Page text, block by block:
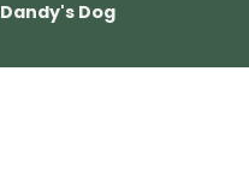
Dandy's Dog